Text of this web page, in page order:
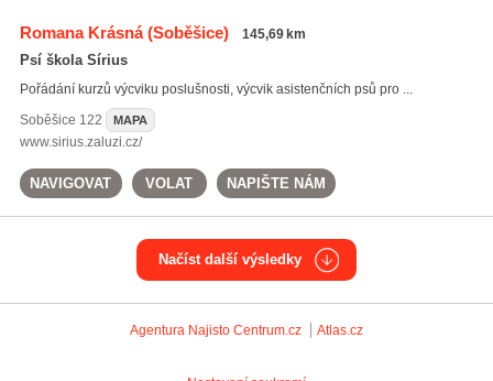
Romana Krásná(Soběšice) 145,69 km
Psí škola Sírius
Pořádání kurzů výcviku poslušnosti, výcvik asistenčních psů pro ...
Soběšice 122 MAPA
www.sirius.zaluzi.cz/
NAVIGOVAT VOLAT NAPIŠTE NÁM
Načíst další výsledky
Agentura Najisto Centrum.cz Atlas.cz